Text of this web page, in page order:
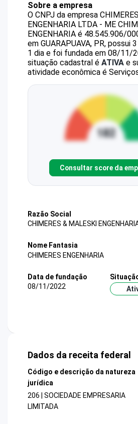
Sobre a empresa
O CNPJ da empresa
ENGENHARIA LTDA - ME
ENGENHARIA é 48.545.906/
em GUARAPUAVA, PR, possui
1 dia e foi fundada em 08/11/
situação cadastral é ATIVA e
atividade econômica é
Consultar score da
Razão Social
CHIMERES & MALESKI
Nome Fantasia
CHIMERES ENGENHARIA
Data de fundação
08/11/2022
Dados da receita federal
Código e descrição da natureza
jurídica
206 | SOCIEDADE EMPRESARIA
LIMITADA